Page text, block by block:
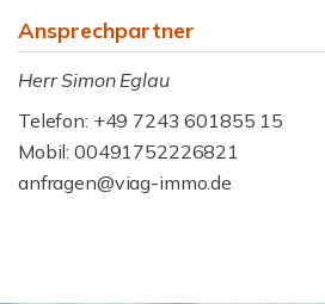
Ansprechpartner
Herr Simon Eglau
Telefon: +49 7243 601855 15
Mobil: 00491752226821
anfragen@viag-immo.de